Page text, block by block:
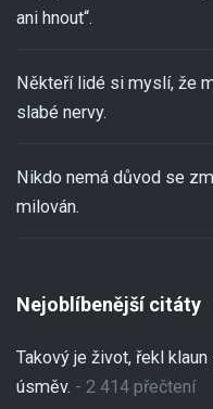
ani hnout“.
Někteří lidé si myslí, že
slabé nervy.
Nikdo nemá důvod se
milován.
Nejoblíbenější citáty
Takový je život, řekl
úsměv. - 2 414 přečtení